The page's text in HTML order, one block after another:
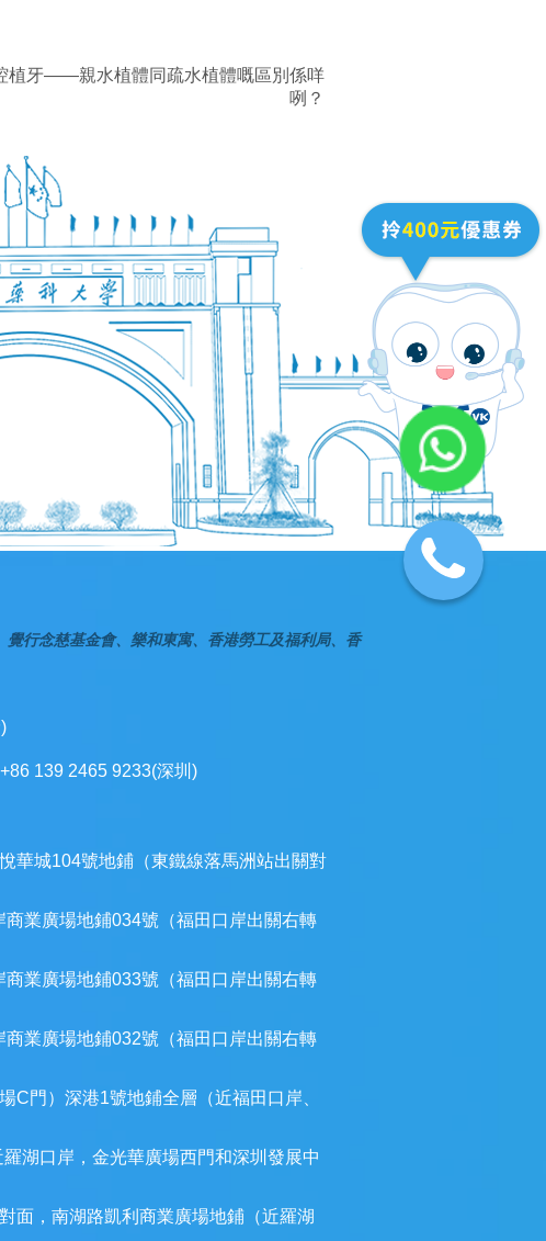
植牙——親水植體同疏水植體嘅區別係咩
咧？
行念慈基金會、樂和東寓、香港勞工及福利局、香
139 2465 9233(深圳)
華城104號地鋪（東鐵線落馬洲站出關對
業廣場地鋪034號（福田口岸出關右轉
業廣場地鋪033號（福田口岸出關右轉
業廣場地鋪032號（福田口岸出關右轉
C門）深港1號地鋪全層（近福田口岸、
湖口岸，金光華廣場西門和深圳發展中
面，南湖路凱利商業廣場地鋪（近羅湖